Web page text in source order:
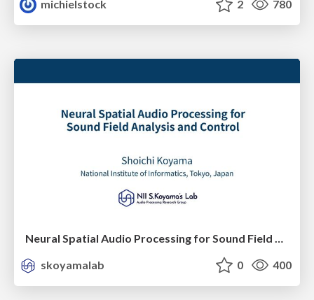
michielstock
2 780
Neural Spatial Audio Processing for Sound Field Analysis and Control
skoyamalab
0 400